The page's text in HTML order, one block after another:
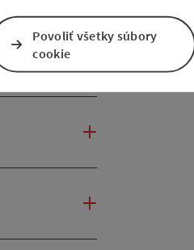
Povoliť všetky súbory
cookie